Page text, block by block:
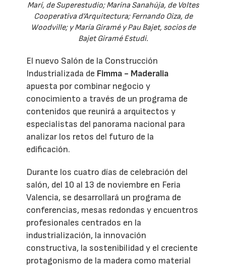
Marí, de Superestudio; Marina Sanahúja, de Voltes
Cooperativa d’Arquitectura; Fernando Oiza, de
Woodville; y María Giramé y Pau Bajet, socios de
Bajet Giramé Estudi.
El nuevo Salón de la Construcción
Industrializada de Fimma - Maderalia
apuesta por combinar negocio y
conocimiento a través de un programa de
contenidos que reunirá a arquitectos y
especialistas del panorama nacional para
analizar los retos del futuro de la
edificación.
Durante los cuatro días de celebración del
salón, del 10 al 13 de noviembre en Feria
Valencia, se desarrollará un programa de
conferencias, mesas redondas y encuentros
profesionales centrados en la
industrialización, la innovación
constructiva, la sostenibilidad y el creciente
protagonismo de la madera como material